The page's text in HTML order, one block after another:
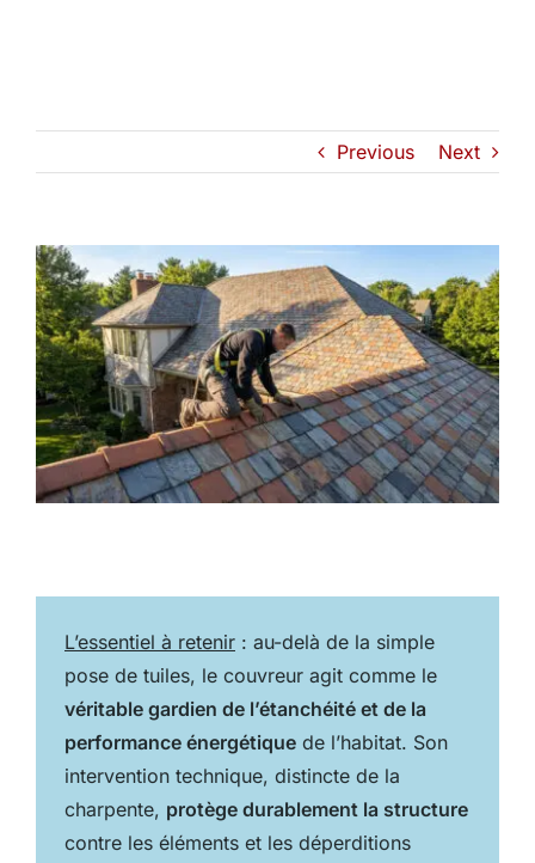
Previous Next
View
Larger
Image
L’essentiel à retenir : au-delà de la simple
pose de tuiles, le couvreur agit comme le
véritable gardien de l’étanchéité et de la
performance énergétique de l’habitat. Son
intervention technique, distincte de la
charpente, protège durablement la structure
contre les éléments et les déperditions